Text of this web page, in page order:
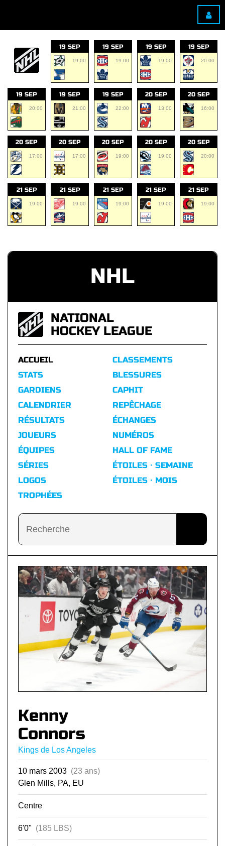
19 SEP
19:00
19 SEP
19:00
19 SEP
19:00
19 SEP
20:00
19 SEP
20:00
19 SEP
21:00
19 SEP
22:00
20 SEP
13:00
20 SEP
16:00
20 SEP
17:00
20 SEP
17:00
20 SEP
19:00
20 SEP
19:00
20 SEP
20:00
21 SEP
19:00
21 SEP
19:00
21 SEP
19:00
21 SEP
19:00
21 SEP
19:00
NHL
NATIONAL
HOCKEY LEAGUE
ACCUEIL
STATS
GARDIENS
CALENDRIER
RÉSULTATS
CLASSEMENTS
BLESSURES
CAPHIT
REPÊCHAGE
ÉCHANGES
JOUEURS
ÉQUIPES
SÉRIES
LOGOS
TROPHÉES
NUMÉROS
HALL OF FAME
ÉTOILES · SEMAINE
ÉTOILES · MOIS
Kenny
Connors
Kings de Los Angeles
10 mars 2003 (23 ans)
Glen Mills, PA, EU
Centre
6'0" (185 LBS)